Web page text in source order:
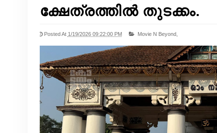
ക്ഷേത്രത്തിൽ തുടക്കം.
Posted At 1/19/2026 09:22:00 PM Movie N Beyond,